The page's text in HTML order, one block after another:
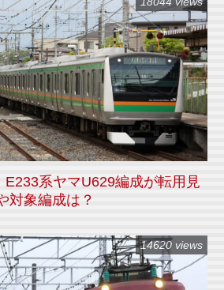
E233系ヤマU629編成が転用見
対象編成は？
14620 views